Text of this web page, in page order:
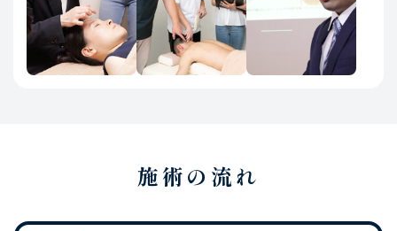
施術の流れ